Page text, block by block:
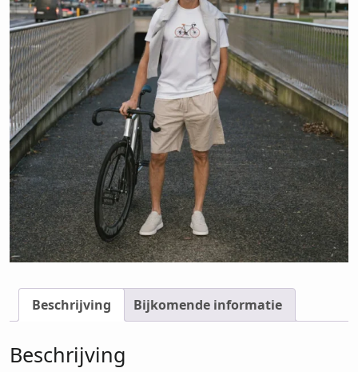
Beschrijving Bijkomende informatie
Beschrijving